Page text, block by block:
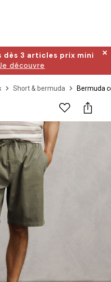
dès 3 articles prix mini
découvre
✕
Short & bermuda Bermuda